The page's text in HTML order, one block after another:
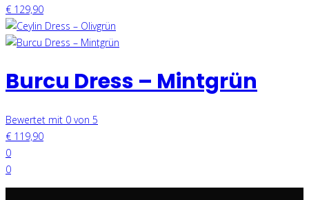
€ 129,90
Burcu Dress – Mintgrün
Bewertet mit 0 von 5
€ 119,90
0
0